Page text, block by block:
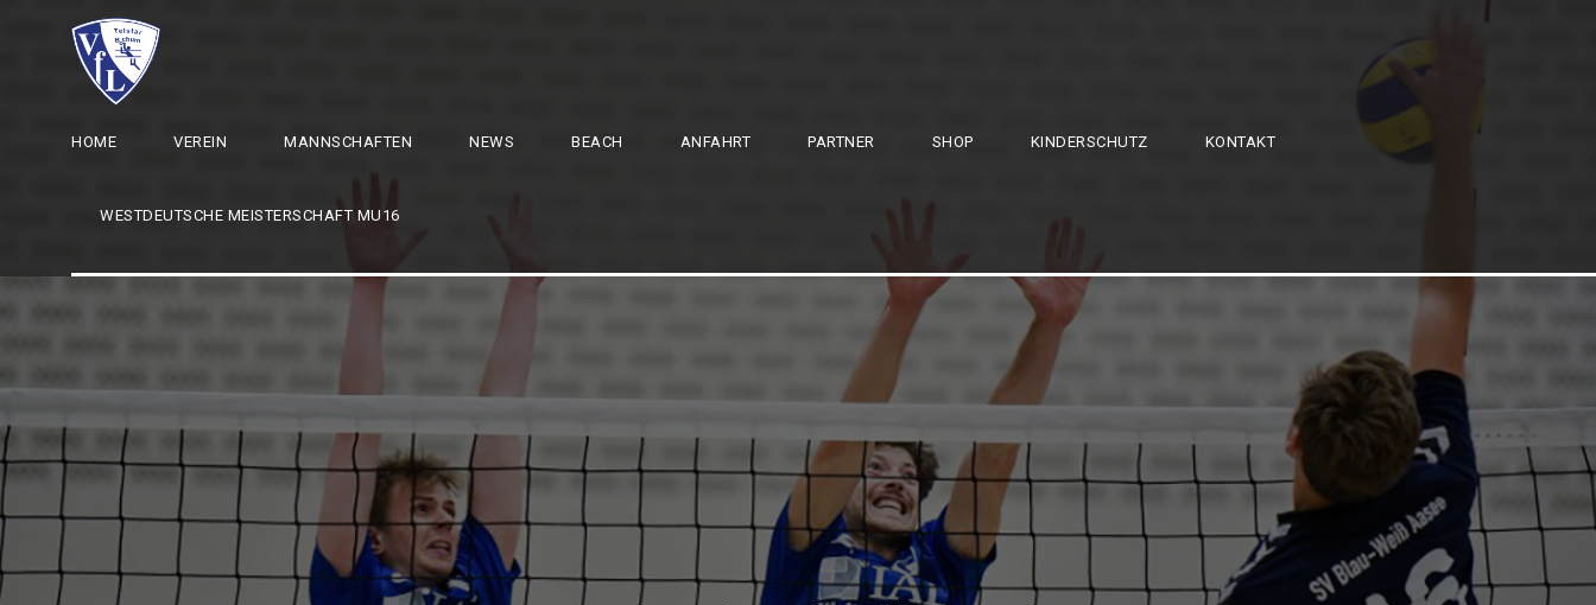
HOME VEREIN MANNSCHAFTEN NEWS BEACH ANFAHRT PARTNER SHOP KINDERSCHUTZ KONTAKT
WESTDEUTSCHE MEISTERSCHAFT MU16